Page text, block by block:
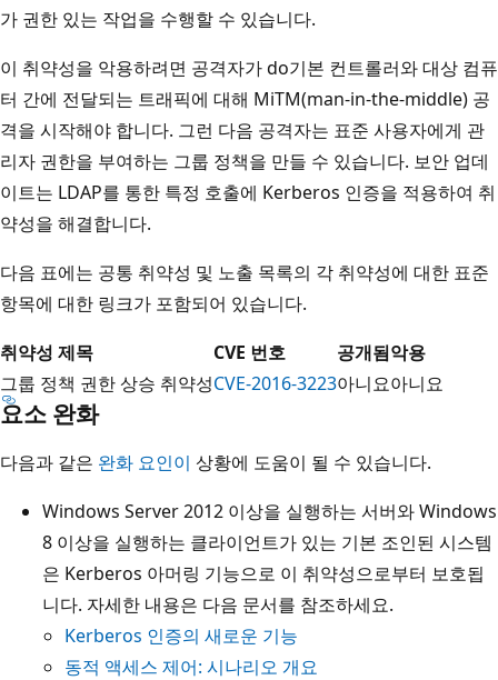
가 권한 있는 작업을 수행할 수 있습니다.
이 취약성을 악용하려면 공격자가 do기본 컨트롤러와 대상 컴퓨
터 간에 전달되는 트래픽에 대해 MiTM(man-in-the-middle) 공
격을 시작해야 합니다. 그런 다음 공격자는 표준 사용자에게 관
리자 권한을 부여하는 그룹 정책을 만들 수 있습니다. 보안 업데
이트는 LDAP를 통한 특정 호출에 Kerberos 인증을 적용하여 취
약성을 해결합니다.
다음 표에는 공통 취약성 및 노출 목록의 각 취약성에 대한 표준
항목에 대한 링크가 포함되어 있습니다.
취약성 제목
CVE 번호 공개됨악용
그룹 정책 권한 상승 취약성CVE-2016-3223아니요아니요
요소 완화
다음과 같은 완화 요인이 상황에 도움이 될 수 있습니다.
Windows Server 2012 이상을 실행하는 서버와 Windows
8 이상을 실행하는 클라이언트가 있는 기본 조인된 시스템
은 Kerberos 아머링 기능으로 이 취약성으로부터 보호됩
니다. 자세한 내용은 다음 문서를 참조하세요.
Kerberos 인증의 새로운 기능
동적 액세스 제어: 시나리오 개요